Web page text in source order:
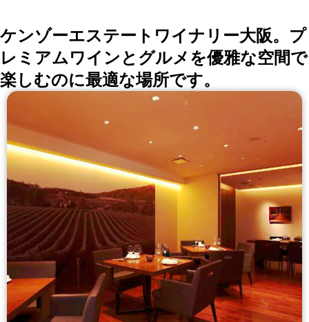
ケンゾーエステートワイナリー大阪。プ
レミアムワインとグルメを優雅な空間で
楽しむのに最適な場所です。